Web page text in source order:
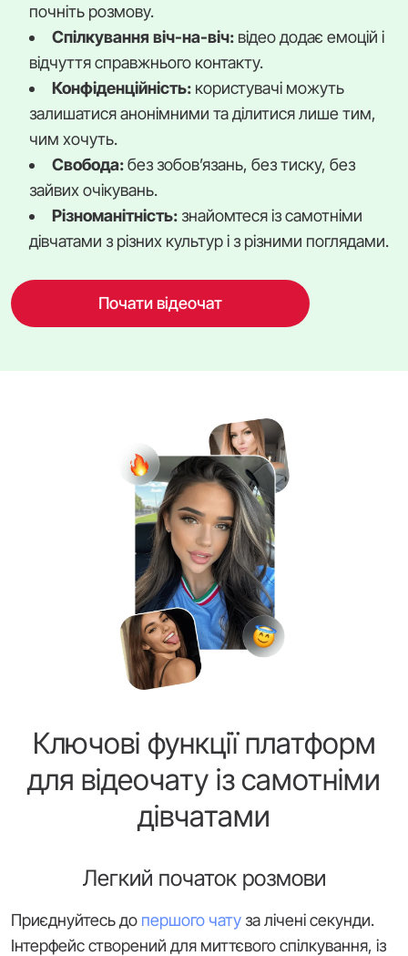
почніть розмову.
Спілкування віч-на-віч: відео додає емоцій і
відчуття справжнього контакту.
Конфіденційність: користувачі можуть
залишатися анонімними та ділитися лише тим,
чим хочуть.
Свобода:без зобов’язань, без тиску, без
зайвих очікувань.
Різноманітність: знайомтеся із самотніми
дівчатами з різних культур і з різними поглядами.
Почати відеочат
Ключові функції платформ
для відеочату із самотніми
дівчатами
Легкий початок розмови
Приєднуйтесь до першого чату за лічені секунди.
Інтерфейс створений для миттєвого спілкування, із